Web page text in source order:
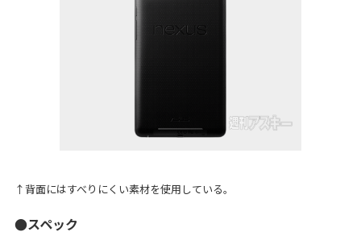
↑背面にはすべりにくい素材を使用している。
●スペック